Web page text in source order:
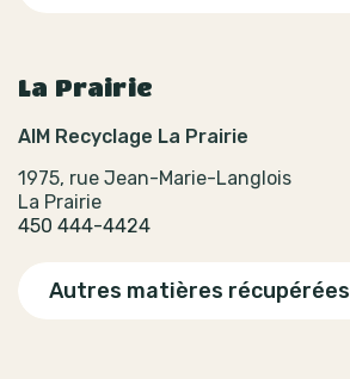
La Prairie
AIM Recyclage La Prairie
1975, rue Jean-Marie-Langlois
La Prairie
450 444-4424
Autres matières récupérées